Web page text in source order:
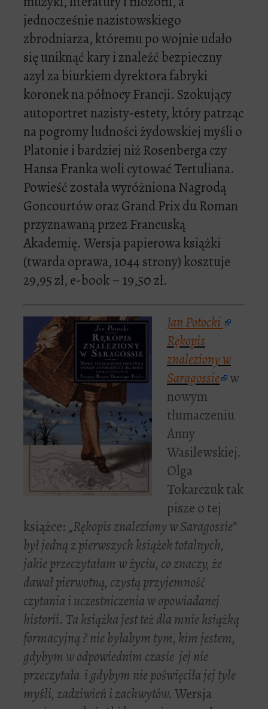
jednocześnie nazistowskiego
zbrodniarza, któremu po wojnie udało
się uniknąć kary i znaleźć bezpieczny
azyl za biurkiem dyrektora fabryki
koronek na północy Francji. Szokujący
autoportret nazisty-estety, który patrząc
na pogromy ludności żydowskiej myśli o
Platonie i bardziej niż Rosenberga czy
Hansa Franka woli cytować Tertuliana.
Powieść została wyróżniona Nagrodą
Goncourtów oraz Grand Prix du Roman
przyznawaną przez Francuską
Akademię. Wersja papierowa książki
(twarda oprawa, 1044 strony) kosztuje
29,95 zł, e-book – 19,50 zł.
Jan Potocki
Rękopis
znaleziony w
Saragossie w
nowym
tłumaczeniu
Anny
Wasilewskiej.
Olga
Tokarczuk tak
pisze o tej
książce: „Rękopis znaleziony w Saragossie”
był jedną z pierwszych książek totalnych,
jakie przeczytałam w życiu, co znaczy, że
dawał pierwotną, czystą przyjemność
czytania i uczestniczenia w opowiadanej
historii. Ta książka jest też dla mnie książką
formacyjną ? nie byłabym tym, kim jestem,
gdybym w odpowiednim czasie jej nie
przeczytała i gdybym nie poświęciła jej tyle
myśli, zadziwień i zachwytów. Wersja